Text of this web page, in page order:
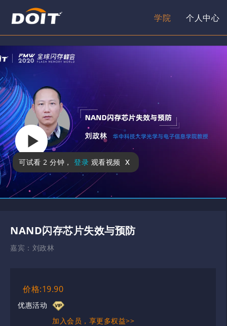
学院 个人中心
可试看 2 分钟 ， 登录 观看视频 x
NAND闪存芯片失效与预防
嘉宾： 刘政林
价格:19.90
优惠活动
加入会员，享更多权益>>